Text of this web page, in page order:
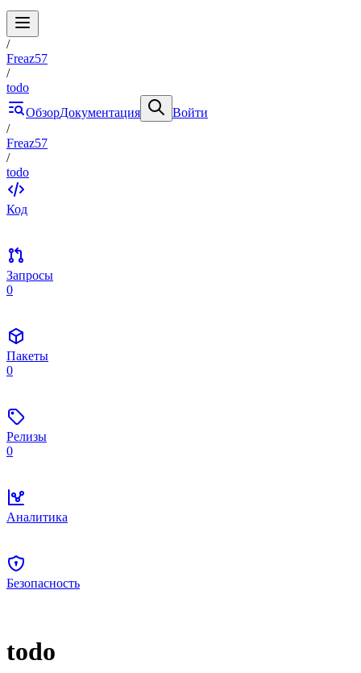
/
Freaz57
/
todo
ОбзорДокументация
Войти
/
Freaz57
/
todo
Код
Запросы
0
Пакеты
0
Релизы
0
Аналитика
Безопасность
todo